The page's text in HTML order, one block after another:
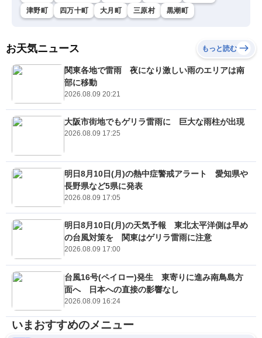
津野町 四万十町 大月町 三原村 黒潮町
お天気ニュース もっと読む
関東各地で雷雨 夜になり激しい雨のエリアは南
部に移動
2026.08.09 20:21
大阪市街地でもゲリラ雷雨に 巨大な雨柱が出現
2026.08.09 17:25
明日8月10日(月)の熱中症警戒アラート 愛知県や
長野県など5県に発表
2026.08.09 17:05
明日8月10日(月)の天気予報 東北太平洋側は早め
の台風対策を 関東はゲリラ雷雨に注意
2026.08.09 17:00
台風16号(ペイロー)発生 東寄りに進み南鳥島方
面へ 日本への直接の影響なし
2026.08.09 16:24
いまおすすめのメニュー